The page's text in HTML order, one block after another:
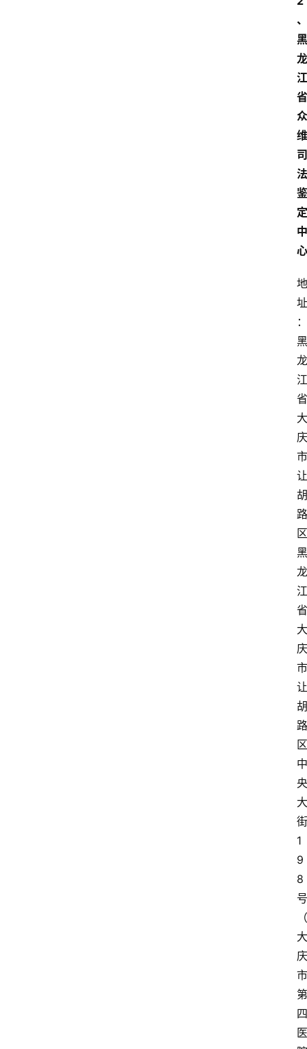
、
黑
龙
江
省
众
维
司
法
鉴
定
中
心
地
址
：
黑
龙
江
省
大
庆
市
让
胡
路
区
黑
龙
江
省
大
庆
市
让
胡
路
区
中
央
大
街
1
9
8
号
（
大
庆
市
第
四
医